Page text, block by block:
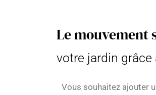
Le mouvement
votre jardin grâce
Vous souhaitez ajouter